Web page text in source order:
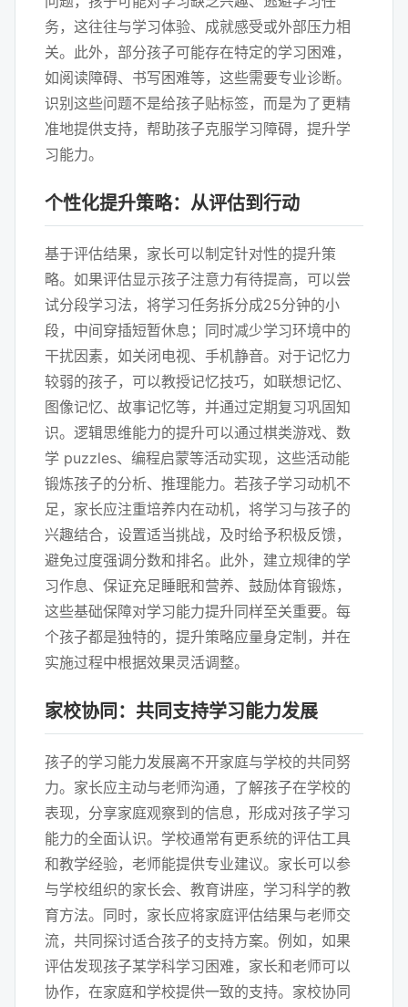
务，这往往与学习体验、成就感受或外部压力相
关。此外，部分孩子可能存在特定的学习困难，
如阅读障碍、书写困难等，这些需要专业诊断。
识别这些问题不是给孩子贴标签，而是为了更精
准地提供支持，帮助孩子克服学习障碍，提升学
习能力。
个性化提升策略：从评估到行动
基于评估结果，家长可以制定针对性的提升策
略。如果评估显示孩子注意力有待提高，可以尝
试分段学习法，将学习任务拆分成25分钟的小
段，中间穿插短暂休息；同时减少学习环境中的
干扰因素，如关闭电视、手机静音。对于记忆力
较弱的孩子，可以教授记忆技巧，如联想记忆、
图像记忆、故事记忆等，并通过定期复习巩固知
识。逻辑思维能力的提升可以通过棋类游戏、数
学 puzzles、编程启蒙等活动实现，这些活动能
锻炼孩子的分析、推理能力。若孩子学习动机不
足，家长应注重培养内在动机，将学习与孩子的
兴趣结合，设置适当挑战，及时给予积极反馈，
避免过度强调分数和排名。此外，建立规律的学
习作息、保证充足睡眠和营养、鼓励体育锻炼，
这些基础保障对学习能力提升同样至关重要。每
个孩子都是独特的，提升策略应量身定制，并在
实施过程中根据效果灵活调整。
家校协同：共同支持学习能力发展
孩子的学习能力发展离不开家庭与学校的共同努
力。家长应主动与老师沟通，了解孩子在学校的
表现，分享家庭观察到的信息，形成对孩子学习
能力的全面认识。学校通常有更系统的评估工具
和教学经验，老师能提供专业建议。家长可以参
与学校组织的家长会、教育讲座，学习科学的教
育方法。同时，家长应将家庭评估结果与老师交
流，共同探讨适合孩子的支持方案。例如，如果
评估发现孩子某学科学习困难，家长和老师可以
协作，在家庭和学校提供一致的支持。家校协同